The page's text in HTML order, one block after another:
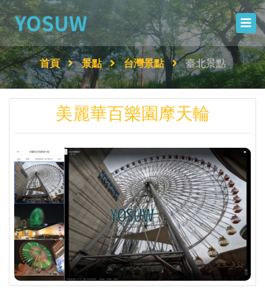
首頁 景點 台灣景點 臺北景點
美麗華百樂園摩天輪